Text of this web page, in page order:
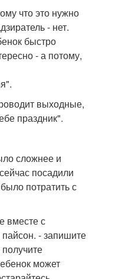
что это нужно
- нет.
быстро
- а потому,
выходные,
праздник".
сложнее и
посадили
потратить с
вместе с
- запишите
может